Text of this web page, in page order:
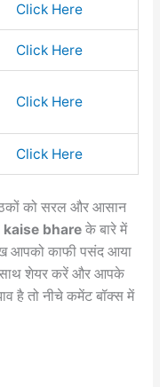
Click Here
Click Here
Click Here
Click Here
को सरल और आसान
kaise bhare के बारे में
आपको काफी पसंद आया
साथ शेयर करें और आपके
है तो नीचे कमेंट बॉक्स में